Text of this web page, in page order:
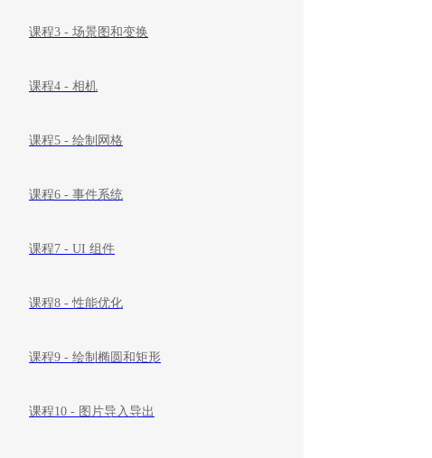
课程3 - 场景图和变换
课程4 - 相机
课程5 - 绘制网格
课程6 - 事件系统
课程7 - UI 组件
课程8 - 性能优化
课程9 - 绘制椭圆和矩形
课程10 - 图片导入导出